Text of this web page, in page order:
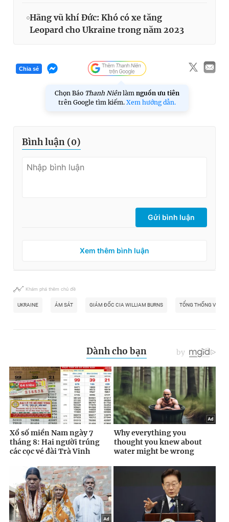
Hãng vũ khí Đức: Khó có xe tăng
Leopard cho Ukraine trong năm 2023
Chia sẻ
Chọn Báo Thanh Niên làm nguồn ưu tiên
trên Google tìm kiếm. Xem hướng dẫn.
Bình luận (0)
Gửi bình luận
Xem thêm bình luận
Khám phá thêm chủ đề
UKRAINE ÁM SÁT GIÁM ĐỐC CIA WILLIAM BURNS TỔNG THỐNG